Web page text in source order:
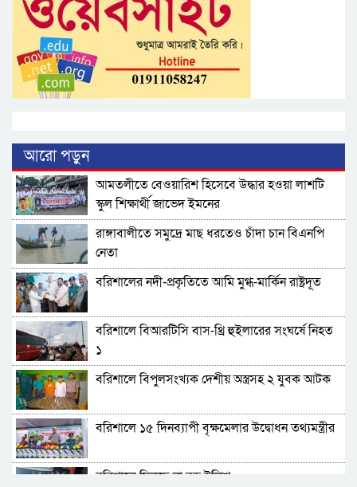
আরো পড়ুন
আমতলীতে বেওয়ারিশ হিসেবে উদ্ধার হওয়া লাশটি
স্কুল শিক্ষার্থী জাভেদ ইমনের
রাঙ্গাবালীতে সমু‌দ্রে মাছ ধরতেও চাঁদা চান বিএনপি
নেতা
বরিশালের নদী-প্রকৃতিতে আমি মুগ্ধ-মার্কিন রাষ্ট্রদূত
বরিশালে বিআরটিসি বাস-থ্রি হুইলারের সংঘর্ষে নিহত
১
বরিশালে বিপুলসংখ্যক দেশীয় অস্ত্রসহ ২ যুবক আটক
বরিশালে ১৫ দিনব্যাপী বৃক্ষমেলার উদ্বোধন তথ্যমন্ত্রীর
বরিশালে মিলছে না বড় ইলিশ